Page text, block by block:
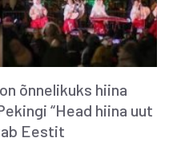
õnnelikuks hiina
“Head hiina uut
Eestit